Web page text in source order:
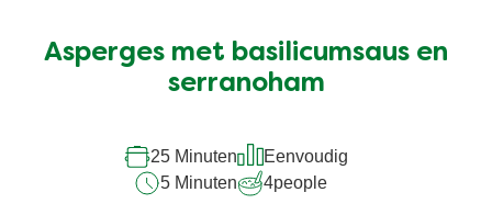
voor
deze
Asperges met basilicumsaus en
serranoham
25 Minuten
Eenvoudig
5 Minuten
4people